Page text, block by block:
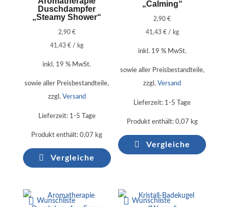
Duschdampfer
„Steamy Shower“
2,90 €
41,43€ / kg
inkl. 19 % MwSt.
sowie aller Preisbestandteile,
zzgl. Versand
Lieferzeit: 1-5 Tage
Produkt enthält: 0,07 kg
Vergleiche
„Calming“
2,90€
41,43 €/ kg
inkl. 19 % MwSt.
sowie aller Preisbestandteile,
zzgl. Versand
Lieferzeit: 1-5 Tage
Produkt enthält: 0,07 kg
Vergleiche
Wunschliste Wunschliste